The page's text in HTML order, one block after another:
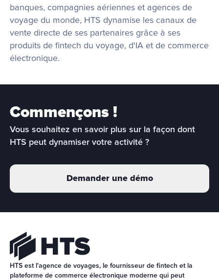
banques, compagnies aériennes et agences de
voyage du monde, HTS dynamise les canaux de
vente directe de ses partenaires grâce à ses
produits de fintech du voyage, d'IA et de commerce
électronique.
Commençons !
Vous souhaitez en savoir plus sur la façon dont
HTS peut dynamiser votre activité ?
Demander une démo
HTS est l'agence de voyages, le fournisseur de fintech et la
plateforme de commerce électronique moderne qui peut